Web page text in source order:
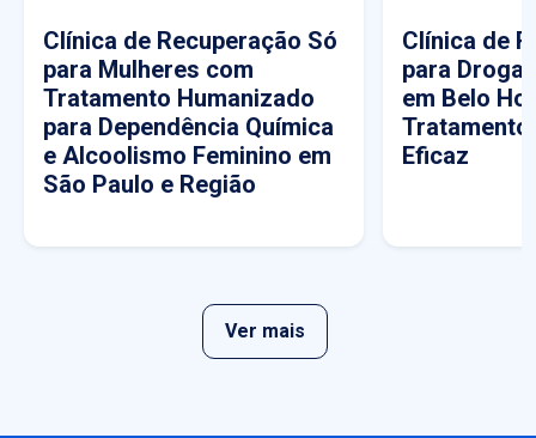
Clínica de Recuperação Só
para Mulheres com
Tratamento Humanizado
para Dependência Química
e Alcoolismo Feminino em
São Paulo e Região
Clínica de
para
em Belo
Tratamento
Eficaz
Ver mais